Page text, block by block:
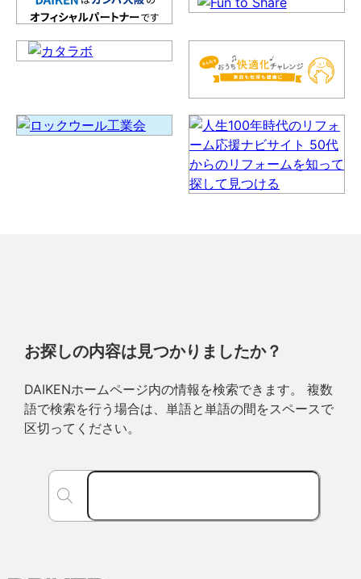
お探しの内容は見つかりましたか？
DAIKENホームページ内の情報を検索できます。 複数
語で検索を行う場合は、単語と単語の間をスペースで
区切ってください。